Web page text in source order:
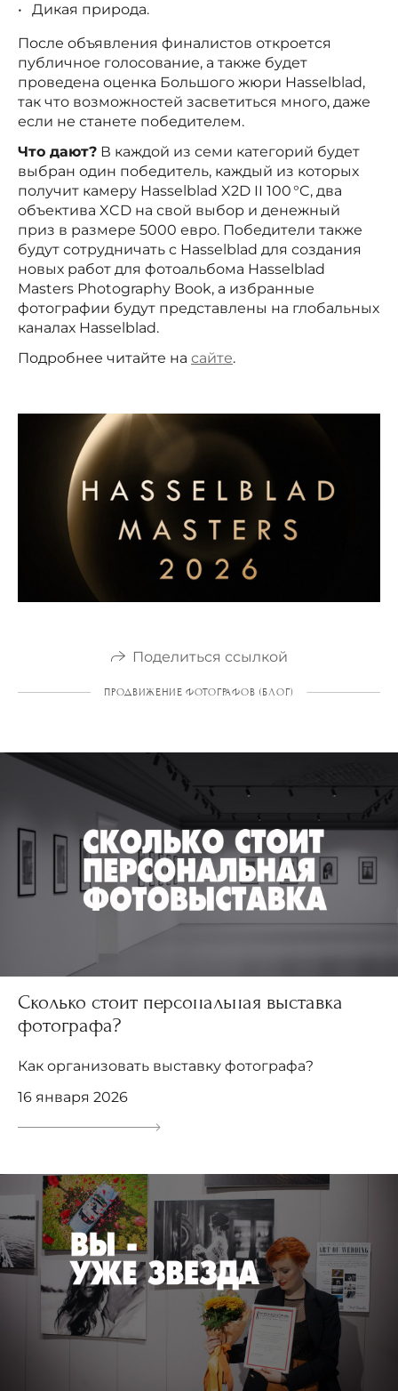
Дикая природа.
После объявления финалистов откроется
публичное голосование, а также будет
проведена оценка Большого жюри Hasselblad,
так что возможностей засветиться много, даже
если не станете победителем.
Что дают? В каждой из семи категорий будет
выбран один победитель, каждый из которых
получит камеру Hasselblad X2D II 100 °C, два
объектива XCD на свой выбор и денежный
приз в размере 5000 евро. Победители также
будут сотрудничать с Hasselblad для создания
новых работ для фотоальбома Hasselblad
Masters Photography Book, а избранные
фотографии будут представлены на глобальных
каналах Hasselblad.
Подробнее читайте на сайте.
Поделиться ссылкой
ПРОДВИЖЕНИЕ ФОТОГРАФОВ (БЛОГ)
Сколько стоит персональная выставка
фотографа?
Как организовать выставку фотографа?
16 января 2026